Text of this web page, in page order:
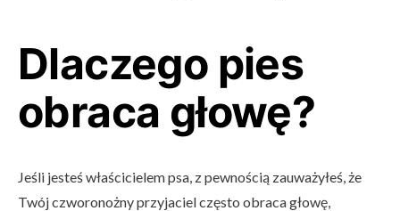
Dlaczego pies
obraca głowę?
Jeśli jesteś właścicielem psa, z pewnością zauważyłeś, że
Twój czworonożny przyjaciel często obraca głowę,